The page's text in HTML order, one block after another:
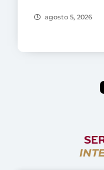
agosto 5, 2026